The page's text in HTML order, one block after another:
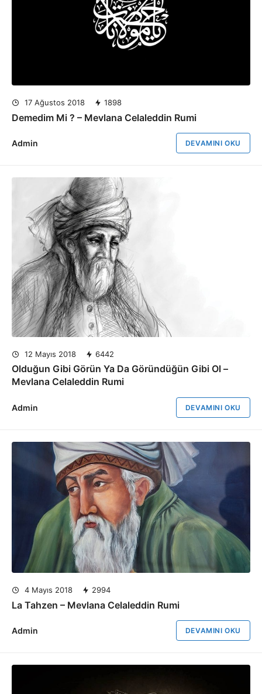
17 Ağustos 2018 1898
Demedim Mi ? – Mevlana Celaleddin Rumi
Admin DEVAMINI OKU
12 Mayıs 2018 6442
Olduğun Gibi Görün Ya Da Göründüğün Gibi Ol –
Mevlana Celaleddin Rumi
Admin DEVAMINI OKU
4 Mayıs 2018 2994
La Tahzen – Mevlana Celaleddin Rumi
Admin DEVAMINI OKU